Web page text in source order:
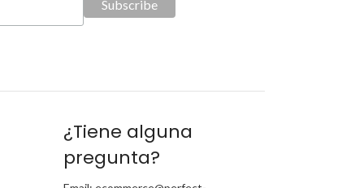
¿Tiene alguna
pregunta?